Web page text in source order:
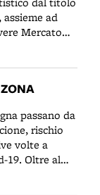
L'Emilia-
nella fascia
ad
Mercato
Italy, che
e chi la
alla Trilogia
così
asilo
totem,
passano da
rischio
volte a
19. Oltre al
sono